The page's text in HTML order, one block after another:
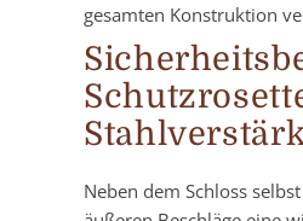
gesamten Konstruktion
Neben dem Schloss